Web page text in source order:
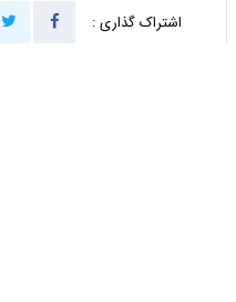
اشتراک گذاری :